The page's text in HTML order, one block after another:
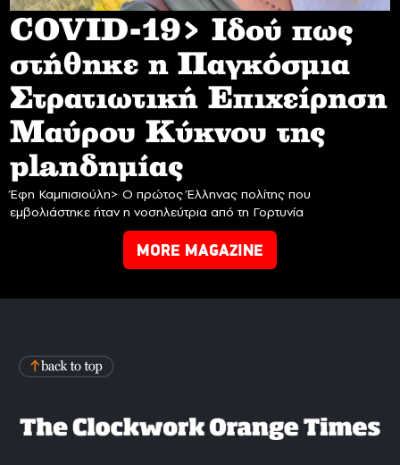
COVID-19> Iδού πως
στήθηκε η Παγκόσμια
Στρατιωτική Επιχείρηση
Mαύρου Κύκνου της
planδημίας
Έφη Καμπισιούλη> Ο πρώτος Έλληνας πολίτης που
εμβολιάστηκε ήταν η νοσηλεύτρια από τη Γορτυνία
MORE MAGAZINE